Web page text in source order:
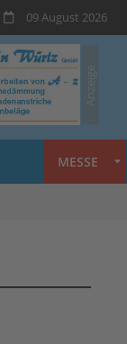
09 August 2026
MESSE